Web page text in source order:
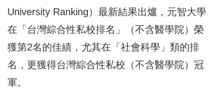
University Ranking）最新結果出爐，元智大學
在「台灣綜合性私校排名」（不含醫學院）榮
獲第2名的佳績，尤其在「社會科學」類的排
名，更獲得台灣綜合性私校（不含醫學院）冠
軍。